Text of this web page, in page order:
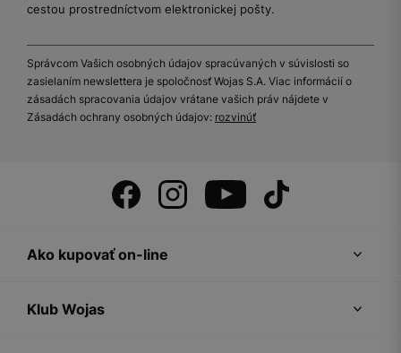
cestou prostredníctvom elektronickej pošty.
Správcom Vašich osobných údajov spracúvaných v súvislosti so
zasielaním newslettera je spoločnosť Wojas S.A. Viac informácií o
zásadách spracovania údajov vrátane vašich práv nájdete v
Zásadách ochrany osobných údajov: rozvinúť
Ako kupovať on-line
Klub Wojas